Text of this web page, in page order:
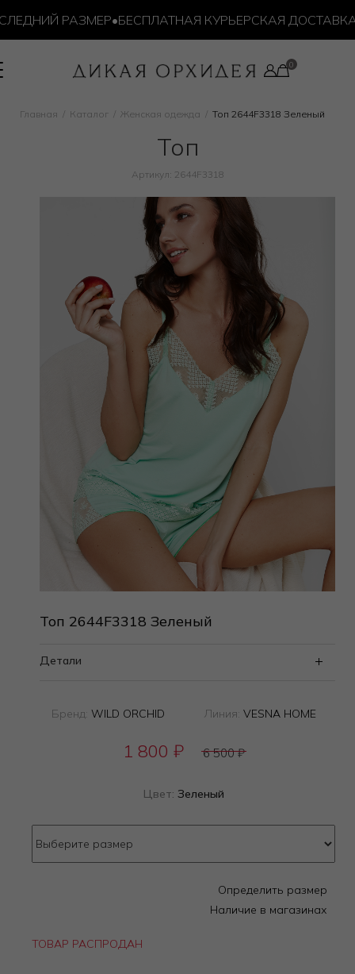
РАЗМЕР•БЕСПЛАТНАЯ КУРЬЕРСКАЯ ДОСТАВКА
Главная Каталог Женская одежда Топ 2644F3318 Зеленый
Топ
Артикул: 2644F3318
Топ 2644F3318 Зеленый
Детали
Бренд: WILD ORCHID Линия: VESNA HOME
1 800 ₽ 6 500₽
Цвет: Зеленый
Определить размер
Наличие в магазинах
ТОВАР РАСПРОДАН